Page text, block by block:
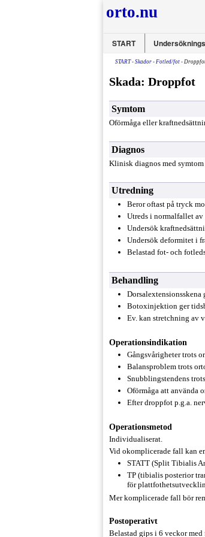
orto.nu
START
START- Skador - Fotled/fot -
Skada: Droppfot
Symtom
Oförmåga eller
Diagnos
Klinisk diagnos med symtom
Utredning
Beror oftast på tryck
Utreds i normalfallet av
Undersök
Undersök deformitet i
Belastad fot­- och
Behandling
Botoxinjektion ger
Ev. kan stretchning av
Operationsindikation
Gångsvårigheter trots
Balansproblem trots
Snubblingstendens
Oförmåga att använda
Efter droppfot p.g.a.
Operationsmetod
Individualiserat.
Vid okomplicerade fall kan
STATT (Split Tibialis
TP (tibialis posterior
för
Mer komplicerade fall bör
Postoperativt
Belastad gips i 6 veckor